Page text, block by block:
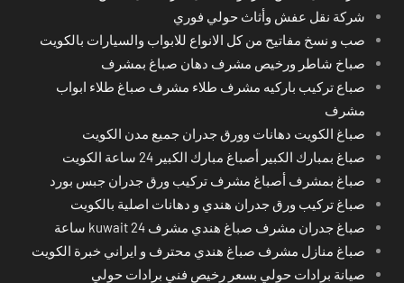
شركة نقل عفش وأثاث حولي فوري
صب و نسخ مفاتيح من كل الانواع للابواب والسيارات بالكويت
صباخ شاطر ورخيص مشرف دهان صباغ بمشرف
صباع تركيب باركيه مشرف طلاء مشرف صباغ طلاء ابواب
مشرف
صباغ الكويت دهانات وورق جدران جميع مدن الكويت
صباغ بمبارك الكبير أصباغ مبارك الكبير 24 ساعة الكويت
صباغ بمشرف أصباغ مشرف تركيب ورق جدران جبس بورد
صباغ تركيب ورق جدران هندي و دهانات اصلية بالكويت
صباغ جدران مشرف صباغ هندي مشرف kuwait 24 ساعة
صباغ منازل مشرف صباغ هندي محترف و ايراني خبرة الكويت
صيانة برادات حولي بسعر رخيص فني برادات حولي